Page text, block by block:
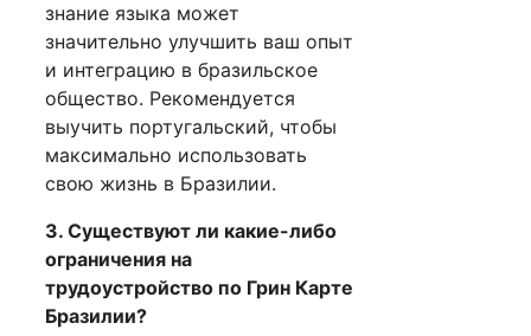
знание языка может
значительно улучшить ваш опыт
и интеграцию в бразильское
общество. Рекомендуется
выучить португальский, чтобы
максимально использовать
свою жизнь в Бразилии.
3. Существуют ли какие-либо
ограничения на
трудоустройство по Грин Карте
Бразилии?